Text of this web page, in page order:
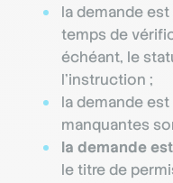
la demande est
temps de
échéant, le
l’instruction ;
la demande
manquantes
la demande
le titre de